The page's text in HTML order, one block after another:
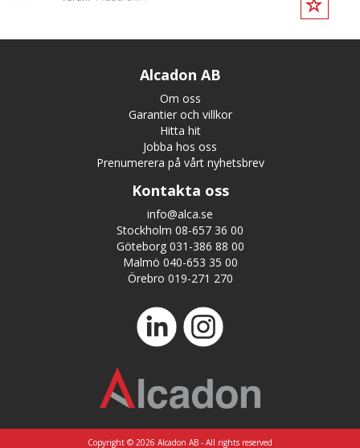
Alcadon AB
Om oss
Garantier och villkor
Hitta hit
Jobba hos oss
Prenumerera på vårt nyhetsbrev
Kontakta oss
info@alca.se
Stockholm 08-657 36 00
Göteborg 031-386 88 00
Malmö 040-653 35 00
Örebro 019-271 270
Copyright © 2026 Alcadon AB - All rights reserved